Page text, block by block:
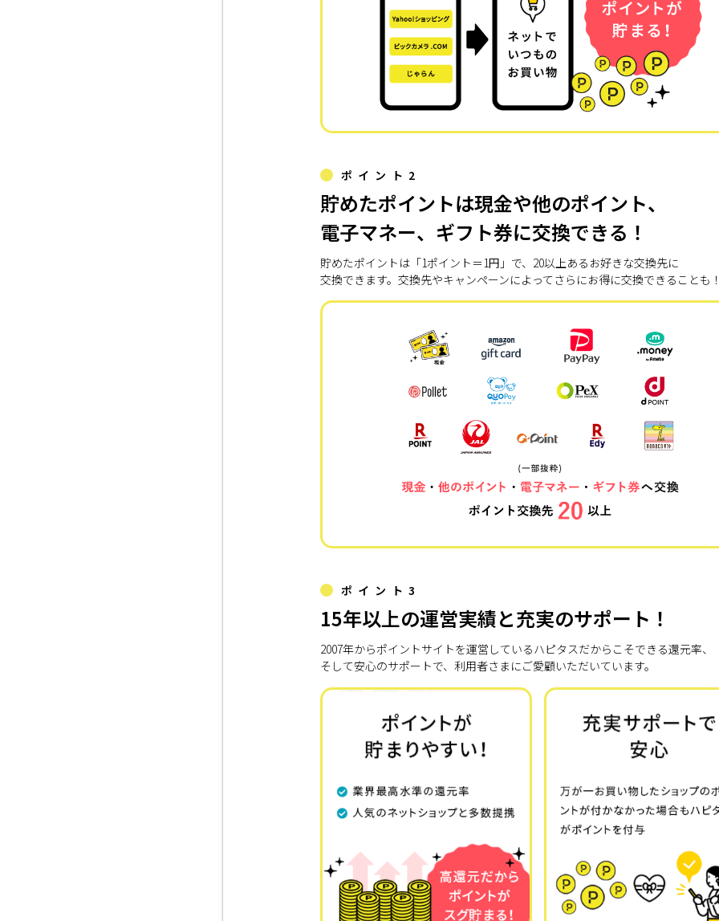
ポイント2
貯めたポイントは現金や他のポイント、
電子マネー、ギフト券に交換できる！
貯めたポイントは「1ポイント＝1円」で、20以上あるお好きな交換先に
交換できます。交換先やキャンペーンによってさらにお得に交換できることも
ポイント3
15年以上の運営実績と充実のサポート！
2007年からポイントサイトを運営しているハピタスだからこそできる還元率、
そして安心のサポートで、利用者さまにご愛顧いただいています。